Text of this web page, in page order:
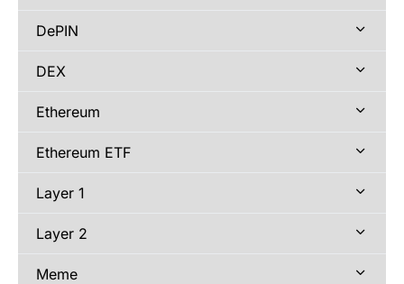
DePIN
DEX
Ethereum
Ethereum ETF
Layer 1
Layer 2
Meme